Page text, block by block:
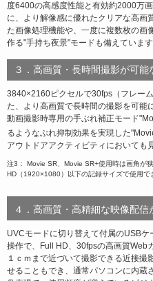
度6400の高感度性能と有効約2000万
に、より解像感に優れたクリアな高画
た画像処理機能や、一度に複数枚の画
作る"手持ち夜景"モードも備えています
３．高画質・長時間撮影が可
3840×2160ピクセルで30fps（フレー
た、より高画質で長時間の撮影を可能
動画撮影時専用の手ぶれ補正モード
るようなぶれ抑制効果を実現した
アウトドアアクティビティにおいても
注3： Movie SR、Movie SR+使用時は画角が
HD（1920×1080）以下の記録サイズで使用で
４．高画質・高精細な映像配信
UVCモードに切り替えて付属のUSB
操作で、Full HD、30fpsの高画質Web
１ｃｍまで近づいて撮影できる近接
せることもでき、通常パソコンに内蔵